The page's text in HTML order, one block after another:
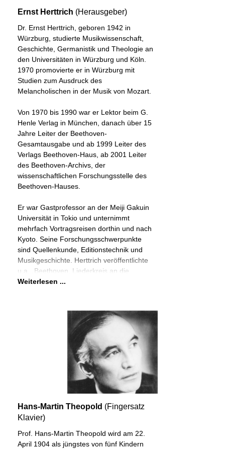
Ernst Herttrich (Herausgeber)
Dr. Ernst Herttrich, geboren 1942 in
Würzburg, studierte Musikwissenschaft,
Geschichte, Germanistik und Theologie an
den Universitäten in Würzburg und Köln.
1970 promovierte er in Würzburg mit
Studien zum Ausdruck des
Melancholischen in der Musik von Mozart.
Von 1970 bis 1990 war er Lektor beim G.
Henle Verlag in München, danach über 15
Jahre Leiter der Beethoven-
Gesamtausgabe und ab 1999 Leiter des
Verlags Beethoven-Haus, ab 2001 Leiter
des Beethoven-Archivs, der
wissenschaftlichen Forschungsstelle des
Beethoven-Hauses.
Er war Gastprofessor an der Meiji Gakuin
Universität in Tokio und unternimmt
mehrfach Vortragsreisen dorthin und nach
Kyoto. Seine Forschungsschwerpunkte
sind Quellenkunde, Editionstechnik und
Musikgeschichte. Herttrich veröffentlichte
u.a. „Beethoven. Liederkreis an die
Weiterlesen ...
Hans-Martin Theopold (Fingersatz
Klavier)
Prof. Hans-Martin Theopold wird am 22.
April 1904 als jüngstes von fünf Kindern